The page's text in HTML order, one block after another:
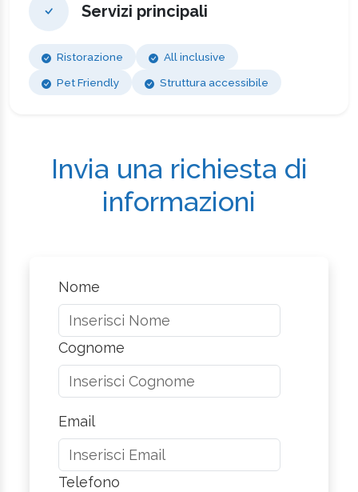
Servizi principali
Ristorazione
All inclusive
Pet Friendly
Struttura accessibile
Invia una richiesta di
informazioni
Nome
Cognome
Email
Telefono